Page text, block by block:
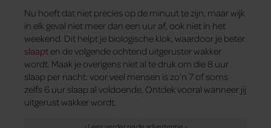
Nu hoeft dat niet precies op de minuut te zijn, maar wijk
in elk geval niet meer dan een uur af, ook niet in het
weekend. Dit helpt je biologische klok, waardoor je beter
slaapt en de volgende ochtend uitgeruster wakker
wordt. Maak je overigens niet al te druk om die 8 uur
slaap per nacht: voor veel mensen is zo’n 7 of soms
zelfs 6 uur slaap al voldoende. Ontdek vooral wanneer jij
uitgerust wakker wordt.